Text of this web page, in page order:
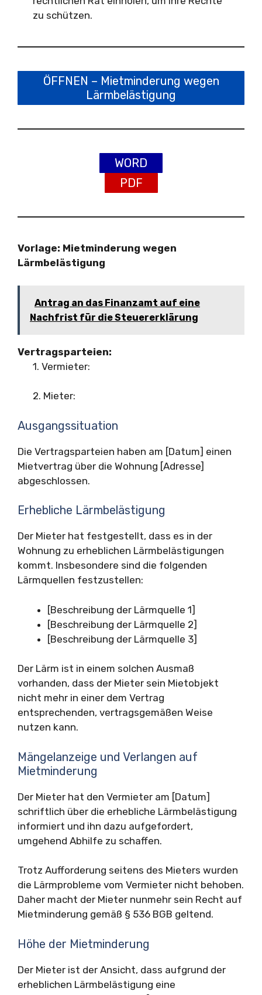
zu schützen.
ÖFFNEN – Mietminderung wegen
Lärmbelästigung
WORD
PDF
Vorlage: Mietminderung wegen
Lärmbelästigung
Antrag an das Finanzamt auf eine
Nachfrist für die Steuererklärung
Vertragsparteien:
1. Vermieter:
2. Mieter:
Ausgangssituation
Die Vertragsparteien haben am [Datum] einen
Mietvertrag über die Wohnung [Adresse]
abgeschlossen.
Erhebliche Lärmbelästigung
Der Mieter hat festgestellt, dass es in der
Wohnung zu erheblichen Lärmbelästigungen
kommt. Insbesondere sind die folgenden
Lärmquellen festzustellen:
[Beschreibung der Lärmquelle 1]
[Beschreibung der Lärmquelle 2]
[Beschreibung der Lärmquelle 3]
Der Lärm ist in einem solchen Ausmaß
vorhanden, dass der Mieter sein Mietobjekt
nicht mehr in einer dem Vertrag
entsprechenden, vertragsgemäßen Weise
nutzen kann.
Mängelanzeige und Verlangen auf
Mietminderung
Der Mieter hat den Vermieter am [Datum]
schriftlich über die erhebliche Lärmbelästigung
informiert und ihn dazu aufgefordert,
umgehend Abhilfe zu schaffen.
Trotz Aufforderung seitens des Mieters wurden
die Lärmprobleme vom Vermieter nicht behoben.
Daher macht der Mieter nunmehr sein Recht auf
Mietminderung gemäß § 536 BGB geltend.
Höhe der Mietminderung
Der Mieter ist der Ansicht, dass aufgrund der
erheblichen Lärmbelästigung eine